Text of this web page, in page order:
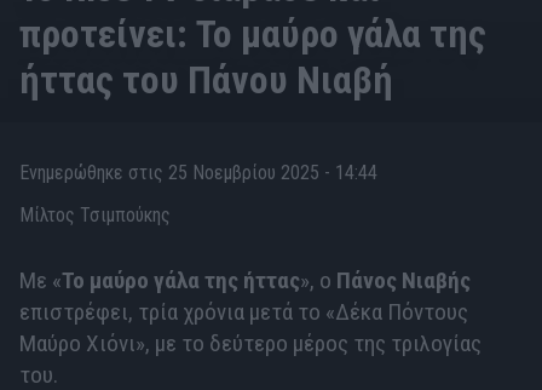
προτείνει: Το μαύρο γάλα της
ήττας του Πάνου Νιαβή
Ενημερώθηκε στις 25 Νοεμβρίου 2025 - 14:44
Μίλτος Τσιμπούκης
Με «Το μαύρο γάλα της ήττας», ο Πάνος Νιαβής
επιστρέφει, τρία χρόνια μετά το «Δέκα Πόντους
Μαύρο Χιόνι», με το δεύτερο μέρος της τριλογίας
του.